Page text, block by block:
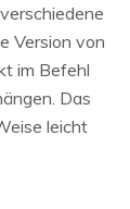
Version von
im Befehl
Das
leicht